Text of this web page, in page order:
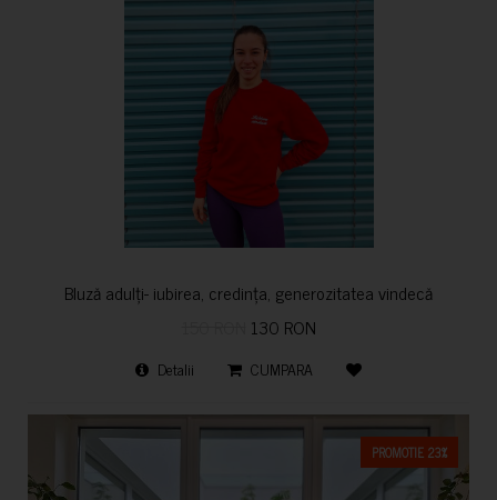
Bluză adulți- iubirea, credința, generozitatea vindecă
130 RON
Detalii CUMPARA
PROMOTIE 23%